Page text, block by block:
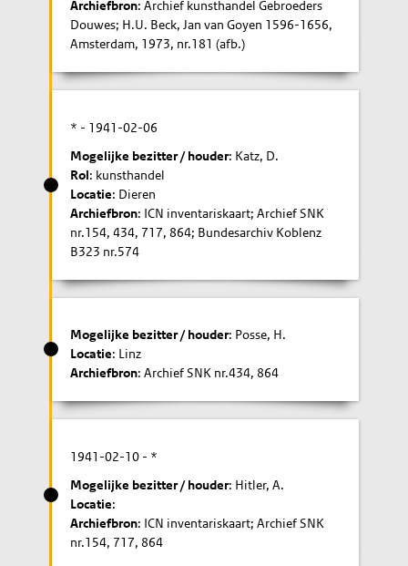
Archiefbron: Archief kunsthandel Gebroeders
Douwes; H.U. Beck, Jan van Goyen 1596-1656,
Amsterdam, 1973, nr.181 (afb.)
* - 1941-02-06
Mogelijke bezitter / houder: Katz, D.
Rol: kunsthandel
Locatie: Dieren
Archiefbron: ICN inventariskaart; Archief SNK
nr.154, 434, 717, 864; Bundesarchiv Koblenz
B323 nr.574
Mogelijke bezitter / houder: Posse, H.
Locatie: Linz
Archiefbron: Archief SNK nr.434, 864
1941-02-10 - *
Mogelijke bezitter / houder: Hitler, A.
Locatie:
Archiefbron: ICN inventariskaart; Archief SNK
nr.154, 717, 864